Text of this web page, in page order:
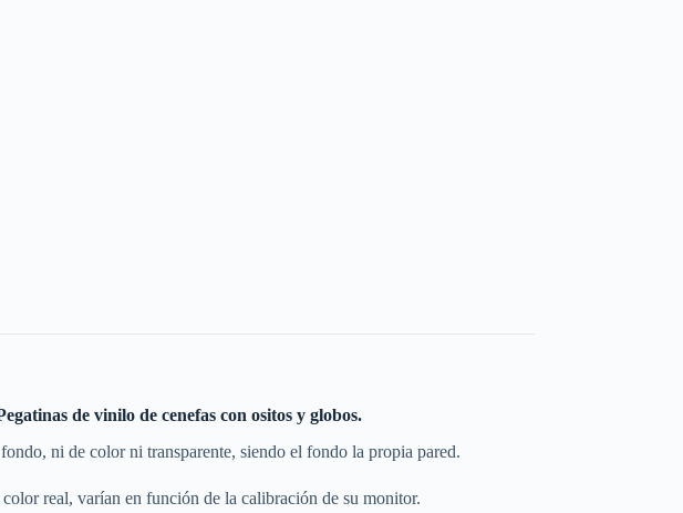
de vinilo de cenefas con ositos y globos.
ni de color ni transparente, siendo el fondo la propia pared.
real, varían en función de la calibración de su monitor.